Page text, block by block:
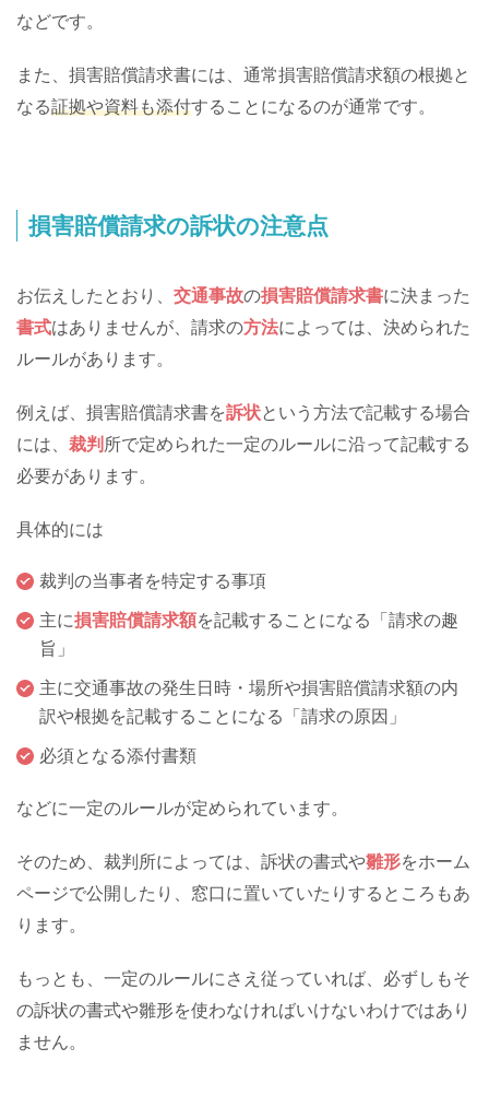
などです。
また、損害賠償請求書には、通常損害賠償請求額の根拠と
なる証拠や資料も添付することになるのが通常です。
損害賠償請求の訴状の注意点
お伝えしたとおり、 交通事故の損害賠償請求書に決まった
書式はありませんが、請求の方法によっては、決められた
ルールがあります。
例えば、損害賠償請求書を訴状という方法で記載する場合
には、 裁判 所で定められた一定のルールに沿って記載する
必要があります。
具体的には
裁判の当事者を特定する事項
主に損害賠償請求額を記載することになる「請求の趣
旨」
主に交通事故の発生日時・場所や損害賠償請求額の内
訳や根拠を記載することになる「請求の原因」
必須となる添付書類
などに一定のルールが定められています。
そのため、裁判所によっては、訴状の書式や雛形をホーム
ページで公開したり、窓口に置いていたりするところもあ
ります。
もっとも、一定のルールにさえ従っていれば、必ずしもそ
の訴状の書式や雛形を使わなければいけないわけではあり
ません。